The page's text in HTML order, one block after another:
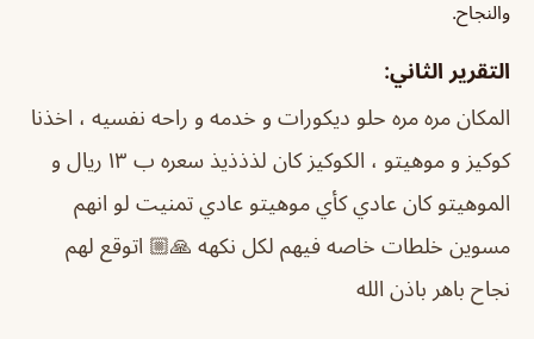
والنجاح.
التقرير الثاني:
المكان مره مره حلو ديكورات و خدمه و راحه نفسيه ، اخذنا
كوكيز و موهيتو ، الكوكيز كان لذذذيذ سعره ب ١٣ ريال و
الموهيتو كان عادي كأي موهيتو عادي تمنيت لو انهم
مسوين خلطات خاصه فيهم لكل نكهه 🙏🏼 اتوقع لهم
نجاح باهر باذن الله